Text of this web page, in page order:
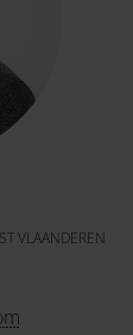
VLAANDEREN